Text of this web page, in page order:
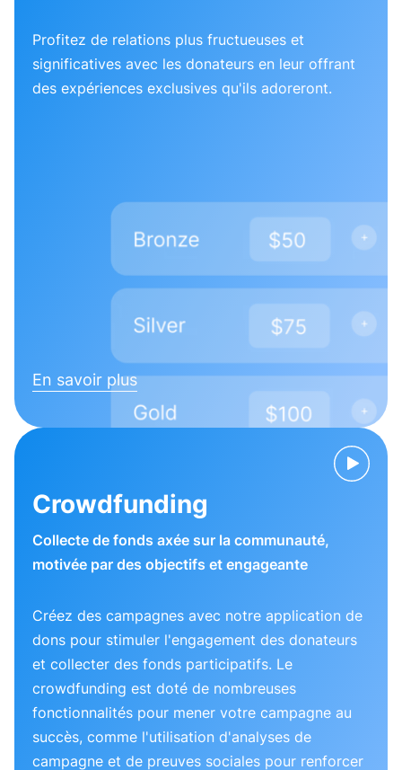
Profitez de relations plus fructueuses et
significatives avec les donateurs en leur offrant
des expériences exclusives qu'ils adoreront.
En savoir plus
Crowdfunding
Collecte de fonds axée sur la communauté,
motivée par des objectifs et engageante
Créez des campagnes avec notre application de
dons pour stimuler l'engagement des donateurs
et collecter des fonds participatifs. Le
crowdfunding est doté de nombreuses
fonctionnalités pour mener votre campagne au
succès, comme l'utilisation d'analyses de
campagne et de preuves sociales pour renforcer